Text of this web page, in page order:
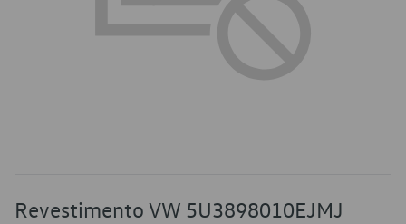
Revestimento VW 5U3898010EJMJ